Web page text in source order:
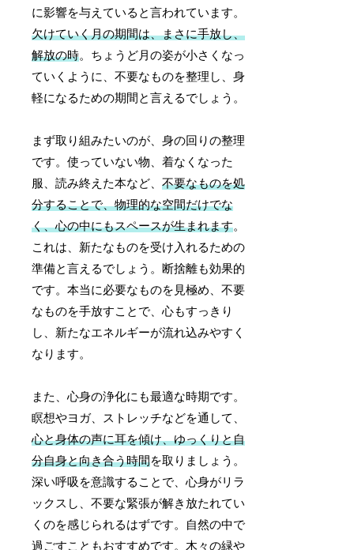
に影響を与えていると言われています。
欠けていく月の期間は、まさに手放し、
解放の時。ちょうど月の姿が小さくなっ
ていくように、不要なものを整理し、身
軽になるための期間と言えるでしょう。
まず取り組みたいのが、身の回りの整理
です。使っていない物、着なくなった
服、読み終えた本など、不要なものを処
分することで、物理的な空間だけでな
く、心の中にもスペースが生まれます。
これは、新たなものを受け入れるための
準備と言えるでしょう。断捨離も効果的
です。本当に必要なものを見極め、不要
なものを手放すことで、心もすっきり
し、新たなエネルギーが流れ込みやすく
なります。
また、心身の浄化にも最適な時期です。
瞑想やヨガ、ストレッチなどを通して、
心と身体の声に耳を傾け、ゆっくりと自
分自身と向き合う時間を取りましょう。
深い呼吸を意識することで、心身がリラ
ックスし、不要な緊張が解き放たれてい
くのを感じられるはずです。自然の中で
過ごすこともおすすめです。木々の緑や